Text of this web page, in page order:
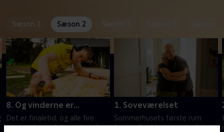
Sæson 1 Sæson 2
8. Og vinderne er…
Det er finaletid, og alle fire
sommerhuse skal nu have den
1. Soveværelset
Sommerhusets første rum
forvandles til et sommerligt